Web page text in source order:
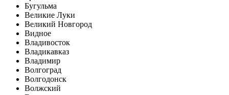
Бугульма
Великие Луки
Великий Новгород
Видное
Владивосток
Владикавказ
Владимир
Волгоград
Волгодонск
Волжский